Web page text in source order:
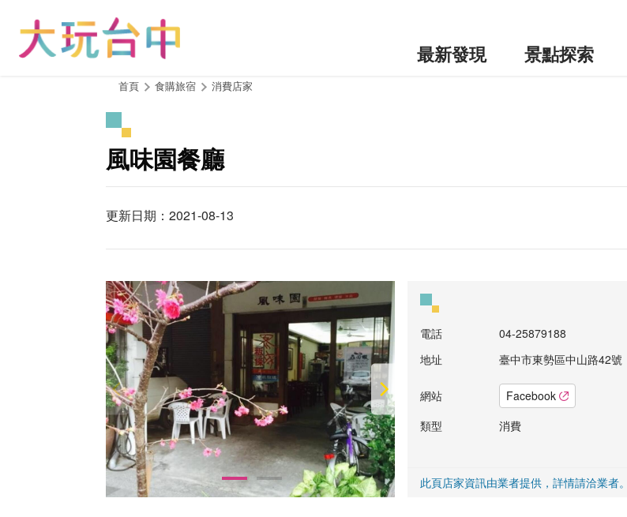
最新發現 景點探索
首頁 食購旅宿 消費店家
風味園餐廳
更新日期：2021-08-13
電話
04-25879188
地址
臺中市東勢區中山路42號
網站
Facebook
類型
消費
此頁店家資訊由業者提供，詳情請洽業者。